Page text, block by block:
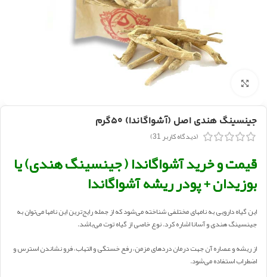
بزرگنمایی تصویر
جینسینگ هندی اصل (آشواگاندا) ۵۰گرم
(دیدگاه کاربر 31
)
قیمت و خرید آشواگاندا ( جینسینگ هندی) یا
بوزیدان + پودر ریشه آشواگاندا
این گیاه دارویی به نامهای مختلفی شناخته می‌شود که از جمله رایج‌ترین این نامها می‌توان به
جینسینگ هندی و آسانا اشاره کرد. نوع خاصی از گیاه توت می‌باشد.
از ریشه و عصاره آن جهت درمان دردهای مزمن، رفع خستگی و التهاب‌، فرو نشاندن استرس و
اضطراب استفاده می‌شود.